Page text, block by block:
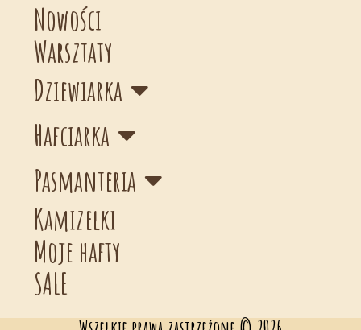
Nowości
Warsztaty
Dziewiarka
Hafciarka
Pasmanteria
Kamizelki
Moje hafty
SALE